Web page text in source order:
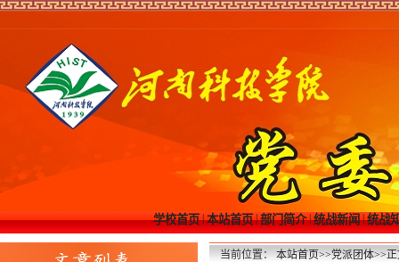
学校首页|本站首页|部门简介|统战新闻|统战
当前位置：本站首页>>党派团体>>